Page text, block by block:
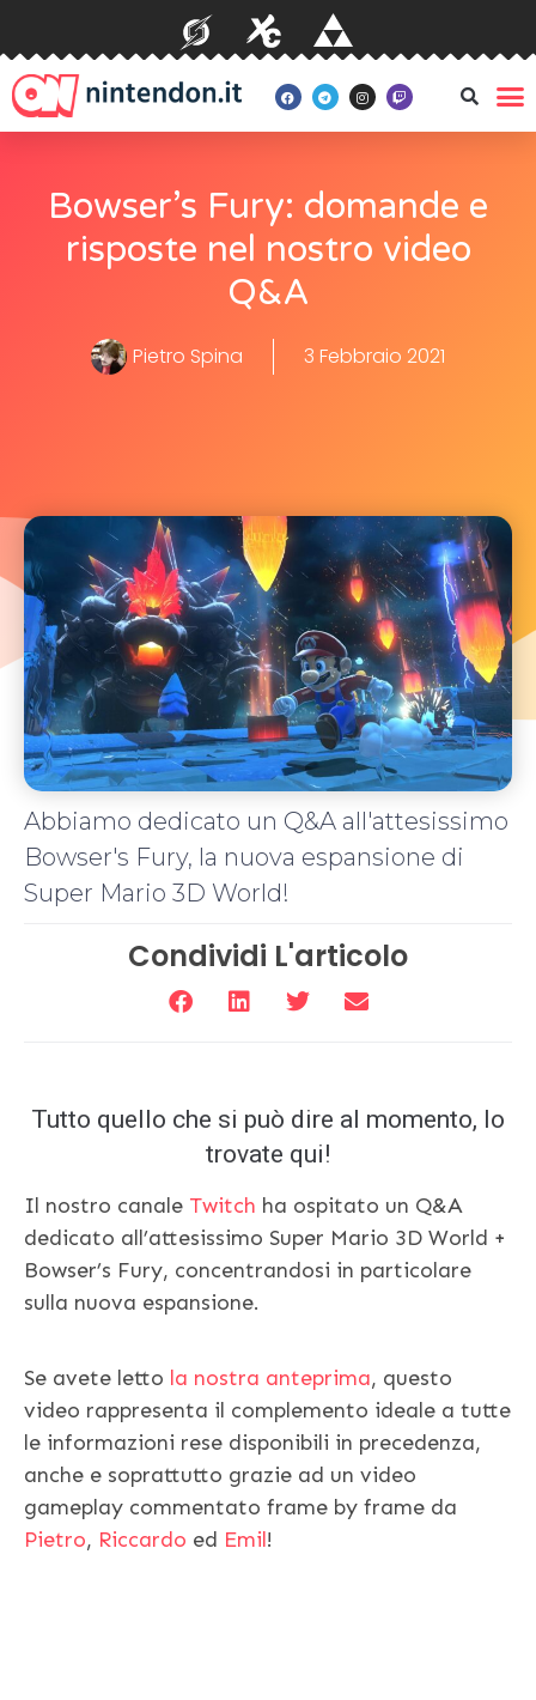
Bowser’s Fury: domande e
risposte nel nostro video
Q&A
Pietro Spina 3 Febbraio 2021
Abbiamo dedicato un Q&A all'attesissimo
Bowser's Fury, la nuova espansione di
Super Mario 3D World!
Condividi L'articolo
Tutto quello che si può dire al momento, lo
trovate qui!
Il nostro canale Twitch ha ospitato un Q&A
dedicato all’attesissimo Super Mario 3D World +
Bowser’s Fury, concentrandosi in particolare
sulla nuova espansione.
Se avete letto la nostra anteprima, questo
video rappresenta il complemento ideale a tutte
le informazioni rese disponibili in precedenza,
anche e soprattutto grazie ad un video
gameplay commentato frame by frame da
Pietro, Riccardo ed Emil!